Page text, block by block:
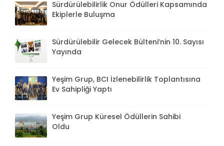
Sürdürülebilirlik Onur Ödülleri Kapsamında
Ekiplerle Buluşma
Sürdürülebilir Gelecek Bülteni’nin 10. Sayısı
Yayında
Yeşim Grup, BCI İzlenebilirlik Toplantısına
Ev Sahipliği Yaptı
Yeşim Grup Küresel Ödüllerin Sahibi
Oldu